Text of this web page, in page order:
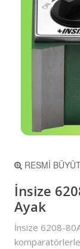
RESMİ
İnsize
Ayak
İnsize 6208-